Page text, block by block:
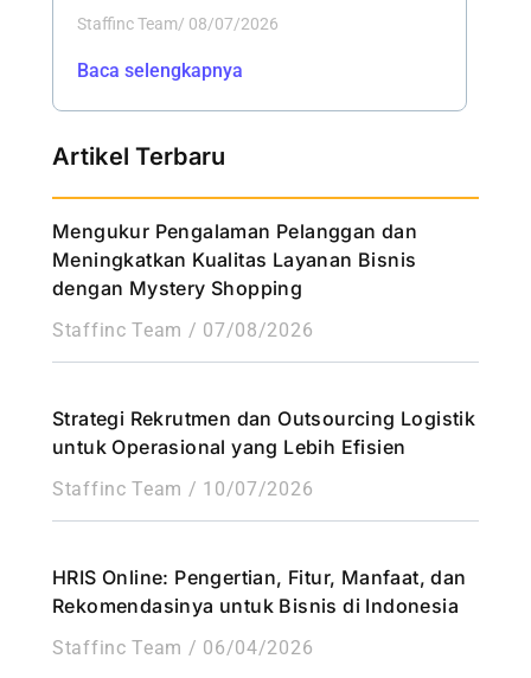
Staffinc Team/ 08/07/2026
Baca selengkapnya
Artikel Terbaru
Mengukur Pengalaman Pelanggan dan
Meningkatkan Kualitas Layanan Bisnis
dengan Mystery Shopping
Staffinc Team 07/08/2026
Strategi Rekrutmen dan Outsourcing Logistik
untuk Operasional yang Lebih Efisien
Staffinc Team 10/07/2026
HRIS Online: Pengertian, Fitur, Manfaat, dan
Rekomendasinya untuk Bisnis di Indonesia
Staffinc Team 06/04/2026